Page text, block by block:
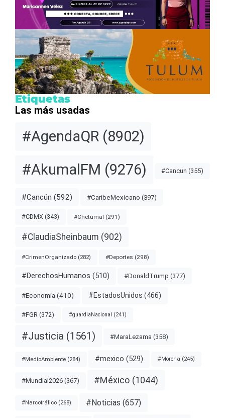
Etiquetas
Las más usadas
#AgendaQR (8902)
#AkumalFM (9276) #Cancun (355)
#Cancún (592) #CaribeMexicano (397)
#CDMX (343) #Chetumal (291)
#ClaudiaSheinbaum (902)
#CrimenOrganizado (282) #Deportes (298)
#DerechosHumanos (510) #DonaldTrump (377)
#Economía (410) #EstadosUnidos (466)
#FGR (372) #guardiaNacional (241)
#Justicia (1561) #MaraLezama (358)
#MedioAmbiente (284) #mexico (529) #Morena (245)
#Mundial2026 (367) #México (1044)
#Narcotráfico (268) #Noticias (657)